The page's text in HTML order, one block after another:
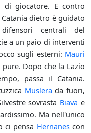
giocatore. E contro
dietro è guidato
centrali del
a un paio di interventi
sugli esterni: Mauri
Dopo che la Lazio
passa il Catania.
Muslera da fuori,
sovrasta Biava e
Ma nell'unico
ci pensa Hernanescon